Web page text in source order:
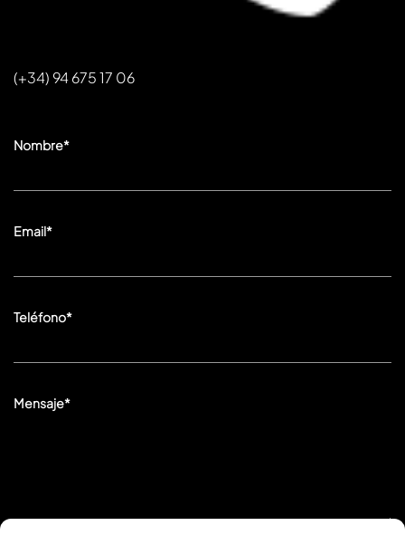
(+34) 94 675 17 06
Nombre*
Email*
Teléfono*
Mensaje*